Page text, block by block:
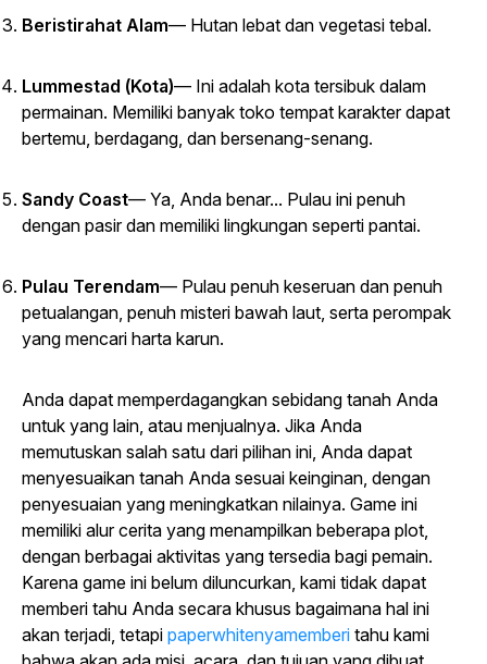
Beristirahat Alam— Hutan lebat dan vegetasi tebal.
Lummestad (Kota)— Ini adalah kota tersibuk dalam
permainan. Memiliki banyak toko tempat karakter dapat
bertemu, berdagang, dan bersenang-senang.
Sandy Coast— Ya, Anda benar... Pulau ini penuh
dengan pasir dan memiliki lingkungan seperti pantai.
Pulau Terendam— Pulau penuh keseruan dan penuh
petualangan, penuh misteri bawah laut, serta perompak
yang mencari harta karun.
Anda dapat memperdagangkan sebidang tanah Anda
untuk yang lain, atau menjualnya. Jika Anda
memutuskan salah satu dari pilihan ini, Anda dapat
menyesuaikan tanah Anda sesuai keinginan, dengan
penyesuaian yang meningkatkan nilainya. Game ini
memiliki alur cerita yang menampilkan beberapa plot,
dengan berbagai aktivitas yang tersedia bagi pemain.
Karena game ini belum diluncurkan, kami tidak dapat
memberi tahu Anda secara khusus bagaimana hal ini
akan terjadi, tetapi paperwhitenyamemberi tahu kami